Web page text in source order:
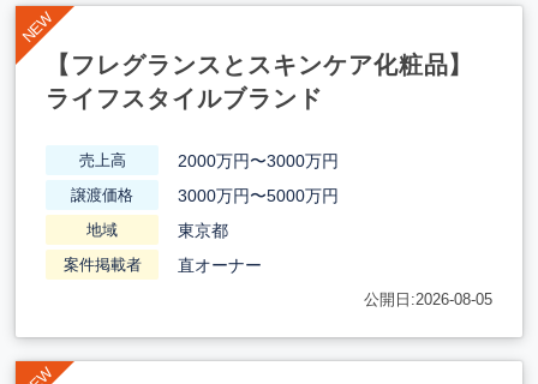
【フレグランスとスキンケア化粧品】
ライフスタイルブランド
売上高 2000万円〜3000万円
譲渡価格 3000万円〜5000万円
地域 東京都
案件掲載者 直オーナー
公開日:2026-08-05